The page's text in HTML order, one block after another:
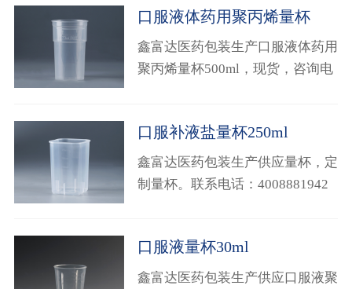
口服液体药用聚丙烯量杯
500ml
鑫富达医药包装生产口服液体药用
聚丙烯量杯500ml，现货，咨询电
口服补液盐量杯250ml
鑫富达医药包装生产供应量杯，定
制量杯。联系电话：4008881942
口服液量杯30ml
鑫富达医药包装生产供应口服液聚